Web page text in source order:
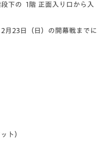
下の 1階 正面入り口から入
月23日（日）の開幕戦までに
ト）